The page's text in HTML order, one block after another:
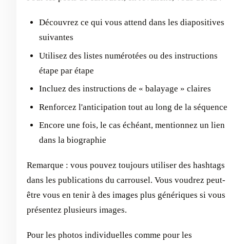
Découvrez ce qui vous attend dans les diapositives
suivantes
Utilisez des listes numérotées ou des instructions
étape par étape
Incluez des instructions de « balayage » claires
Renforcez l'anticipation tout au long de la séquence
Encore une fois, le cas échéant, mentionnez un lien
dans la biographie
Remarque : vous pouvez toujours utiliser des hashtags
dans les publications du carrousel. Vous voudrez peut-
être vous en tenir à des images plus génériques si vous
présentez plusieurs images.
Pour les photos individuelles comme pour les